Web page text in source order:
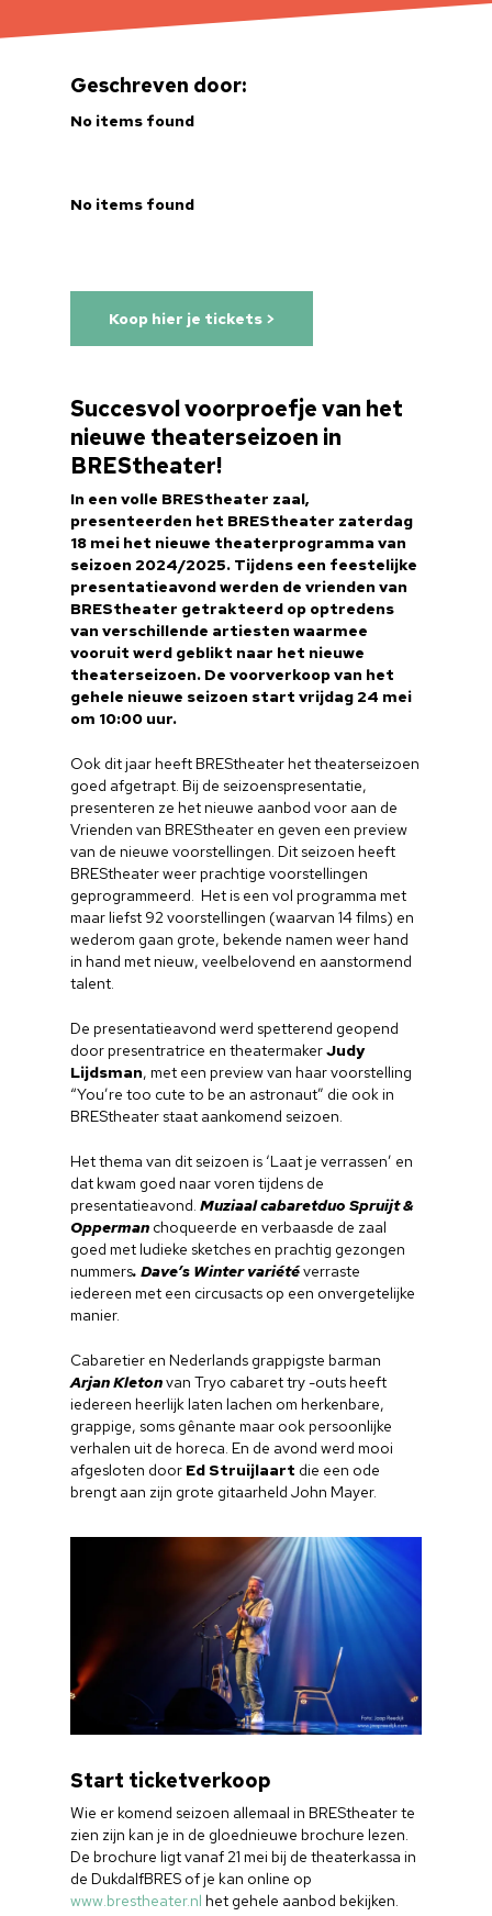
Koop hier je tickets >
Succesvol voorproefje van het
nieuwe theaterseizoen in
BREStheater!
In een volle BREStheater zaal,
presenteerden het BREStheater zaterdag
18 mei het nieuwe theaterprogramma van
seizoen 2024/2025. Tijdens een feestelijke
presentatieavond werden de vrienden van
BREStheater getrakteerd op optredens
van verschillende artiesten waarmee
vooruit werd geblikt naar het nieuwe
theaterseizoen. De voorverkoop van het
gehele nieuwe seizoen start vrijdag 24 mei
om 10:00 uur.
Ook dit jaar heeft BREStheater het theaterseizoen
goed afgetrapt. Bij de seizoenspresentatie,
presenteren ze het nieuwe aanbod voor aan de
Vrienden van BREStheater en geven een preview
van de nieuwe voorstellingen. Dit seizoen heeft
BREStheater weer prachtige voorstellingen
geprogrammeerd. Het is een vol programma met
maar liefst 92 voorstellingen (waarvan 14 films) en
wederom gaan grote, bekende namen weer hand
in hand met nieuw, veelbelovend en aanstormend
talent.
De presentatieavond werd spetterend geopend
door presentratrice en theatermakerJudy
Lijdsman, met een preview van haar voorstelling
“You’re too cute to be an astronaut” die ook in
BREStheater staat aankomend seizoen.
Het thema van dit seizoen is ‘Laat je verrassen’ en
dat kwam goed naar voren tijdens de
presentatieavond.Muziaal cabaretduo Spruijt &
Opperman choqueerde en verbaasde de zaal
goed met ludieke sketches en prachtig gezongen
nummers. Dave’s Winter variétéverraste
iedereen met een circusacts op een onvergetelijke
manier.
Cabaretier en Nederlands grappigste barman
Arjan Kletonvan Tryo cabaret try -outs heeft
iedereen heerlijk laten lachen om herkenbare,
grappige, soms gênante maar ook persoonlijke
verhalen uit de horeca. En de avond werd mooi
afgesloten door Ed Struijlaart die een ode
brengt aan zijn grote gitaarheld John Mayer.
Start ticketverkoop
Wie er komend seizoen allemaal in BREStheater te
zien zijn kan je in de gloednieuwe brochure lezen.
De brochure ligt vanaf 21 mei bij de theaterkassa in
de DukdalfBRES of je kan online op
www.brestheater.nl het gehele aanbod bekijken.
Geschreven door:
No items found
No items found
Home
Cultuuragenda
Voor